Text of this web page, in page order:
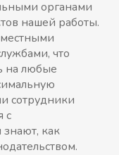
органами
нашей работы.
что
на любые
сотрудники
с
как